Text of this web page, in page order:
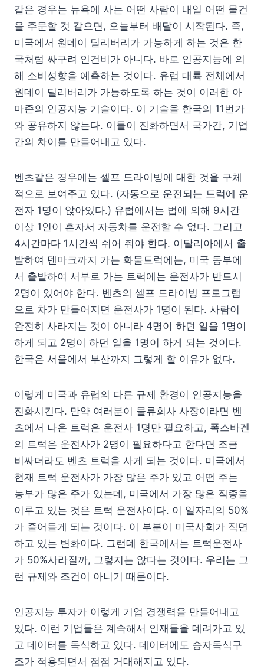
같은 경우는 뉴욕에 사는 어떤 사람이 내일 어떤 물건
을 주문할 것 같으면, 오늘부터 배달이 시작된다. 즉,
미국에서 원데이 딜리버리가 가능하게 하는 것은 한
국처럼 싸구려 인건비가 아니다. 바로 인공지능에 의
해 소비성향을 예측하는 것이다. 유럽 대륙 전체에서
원데이 딜리버리가 가능하도록 하는 것이 이러한 아
마존의 인공지능 기술이다. 이 기술을 한국의 11번가
와 공유하지 않는다. 이들이 진화하면서 국가간, 기업
간의 차이를 만들어내고 있다.
벤츠같은 경우에는 셀프 드라이빙에 대한 것을 구체
적으로 보여주고 있다. (자동으로 운전되는 트럭에 운
전자 1명이 앉아있다.) 유럽에서는 법에 의해 9시간
이상 1인이 혼자서 자동차를 운전할 수 없다. 그리고
4시간마다 1시간씩 쉬어 줘야 한다. 이탈리아에서 출
발하여 덴마크까지 가는 화물트럭에는, 미국 동부에
서 출발하여 서부로 가는 트럭에는 운전사가 반드시
2명이 있어야 한다. 벤츠의 셀프 드라이빙 프로그램
으로 차가 만들어지면 운전사가 1명이 된다. 사람이
완전히 사라지는 것이 아니라 4명이 하던 일을 1명이
하게 되고 2명이 하던 일을 1명이 하게 되는 것이다.
한국은 서울에서 부산까지 그렇게 할 이유가 없다.
이렇게 미국과 유럽의 다른 규제 환경이 인공지능을
진화시킨다. 만약 여러분이 물류회사 사장이라면 벤
츠에서 나온 트럭은 운전사 1명만 필요하고, 폭스바겐
의 트럭은 운전사가 2명이 필요하다고 한다면 조금
비싸더라도 벤츠 트럭을 사게 되는 것이다. 미국에서
현재 트럭 운전사가 가장 많은 주가 있고 어떤 주는
농부가 많은 주가 있는데, 미국에서 가장 많은 직종을
이루고 있는 것은 트럭 운전사이다. 이 일자리의 50%
가 줄어들게 되는 것이다. 이 부분이 미국사회가 직면
하고 있는 변화이다. 그런데 한국에서는 트럭운전사
가 50%사라질까, 그렇지는 않다는 것이다. 우리는 그
런 규제와 조건이 아니기 때문이다.
인공지능 투자가 이렇게 기업 경쟁력을 만들어내고
있다. 이런 기업들은 계속해서 인재들을 데려가고 있
고 데이터를 독식하고 있다. 데이터에도 승자독식구
조가 적용되면서 점점 거대해지고 있다.